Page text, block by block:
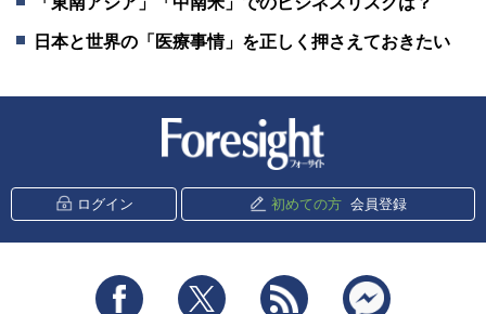
日本と世界の「医療事情」を正しく押さえておきたい
ログイン 初めての方 会員登録
Facebook Twitter RSS